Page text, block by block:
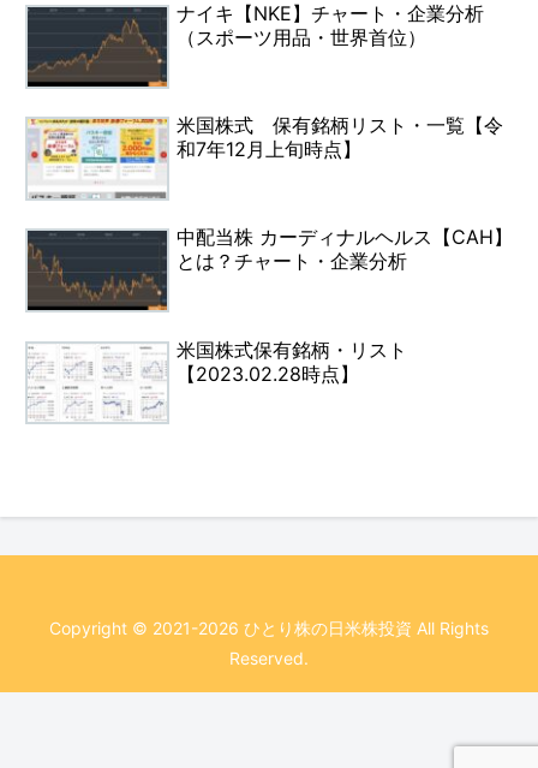
ナイキ【NKE】チャート・企業分析
（スポーツ用品・世界首位）
米国株式 保有銘柄リスト・一覧【令
和7年12月上旬時点】
中配当株 カーディナルヘルス【CAH】
とは？チャート・企業分析
米国株式保有銘柄・リスト
【2023.02.28時点】
Copyright © 2021-2026 ひとり株の日米株投資 All Rights
Reserved.